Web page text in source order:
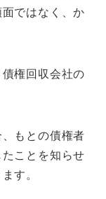
ではなく、か
権回収会社の
もとの債権者
ことを知らせ
す。